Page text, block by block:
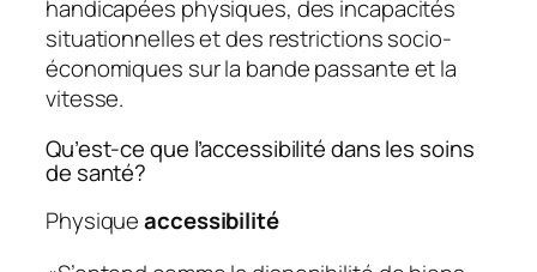
handicapées physiques, des incapacités
situationnelles et des restrictions socio-
économiques sur la bande passante et la
vitesse.
Qu’est-ce que l’accessibilité dans les soins
de santé?
Physiqueaccessibilité